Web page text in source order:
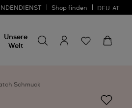
Shop finden DEU AT
Unsere
Welt
etwas
suchen
Schmuck